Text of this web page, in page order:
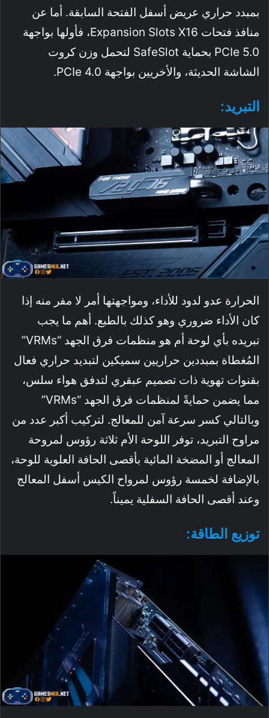
بمبدد حراري عريض أسفل الفتحة السابقة. أما عن
منافذ فتحات Expansion Slots X16، فأولها بواجهة
PCIe 5.0 بحماية SafeSlot لتحمل وزن كروت
الشاشة الحديثة، والأخريين بواجهة PCIe 4.0.
التبريد:
الحرارة عدو لدود للأداء، ومواجهتها أمر لا مفر منه إذا
كان الأداء ضروري وهو كذلك بالطبع. أهم ما يجب
تبريده بأي لوحة أم هو منظمات فرق الجهد “VRMs”
المُغطاة بمبددين حراريين سميكين لتبديد حراري فعال
بقنوات تهوية ذات تصميم عبقري لتدفق هواء سلس،
مما يضمن حمايةً لمنظمات فرق الجهد “VRMs”
وبالتالي كسر سرعة آمن للمعالج. لتركيب أكبر عدد من
مراوح التبريد، توفر اللوحة الأم ثلاثة رؤوس لمروحة
المعالج أو المضخة المائية بأقصى الحافة العلوية للوحة،
بالإضافة لخمسة رؤوس لمرواح الكيس أسفل المعالج
وعند أقصى الحافة السفلية يميناً.
توزيع الطاقة: